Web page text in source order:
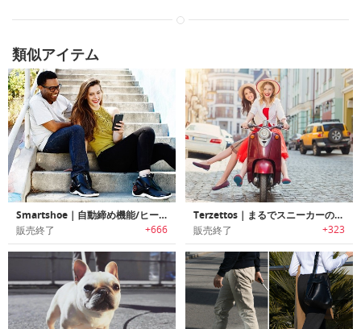
類似アイテム
Smartshoe｜自動締め機能/ヒーティング機能搭載スマートスニーカー「スマートシューズ」
販売終了 +666
Terzettos｜まるでスニーカーのような履き心地・機能性のフラットシューズ「テレゼトス」
販売終了 +323